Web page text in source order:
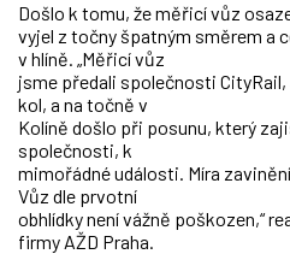
Došlo k tomu, že měřicí vůz
vyjel z točny špatným směrem a
v hlíně. „Měřicí vůz
jsme předali společnosti
kol, a na točně v
Kolíně došlo při posunu, který
společnosti, k
mimořádné události. Míra
Vůz dle prvotní
obhlídky není vážně poškozen,“
firmy AŽD Praha.